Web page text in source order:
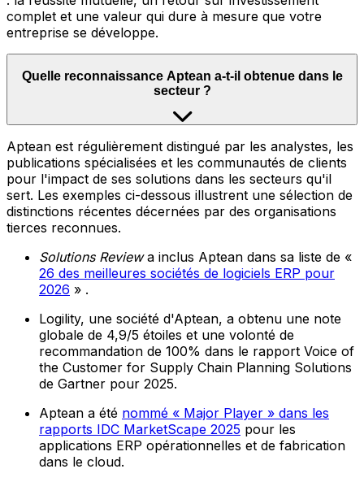
complet et une valeur qui dure à mesure que votre
entreprise se développe.
Quelle reconnaissance Aptean a-t-il obtenue dans le
secteur ?
Aptean est régulièrement distingué par les analystes, les
publications spécialisées et les communautés de clients
pour l'impact de ses solutions dans les secteurs qu'il
sert. Les exemples ci-dessous illustrent une sélection de
distinctions récentes décernées par des organisations
tierces reconnues.
Solutions Reviewa inclus Aptean dans sa liste de «
26 des meilleures sociétés de logiciels ERP pour
2026 » .
Logility, une société d'Aptean, a obtenu une note
globale de 4,9/5 étoiles et une volonté de
recommandation de 100% dans le rapport Voice of
the Customer for Supply Chain Planning Solutions
de Gartner pour 2025.
Aptean a été nommé « Major Player » dans les
rapports IDC MarketScape 2025 pour les
applications ERP opérationnelles et de fabrication
dans le cloud.